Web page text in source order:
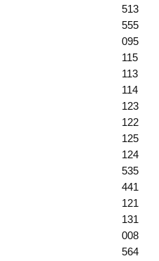
513
555
095
115
113
114
123
122
125
124
535
441
121
131
008
564